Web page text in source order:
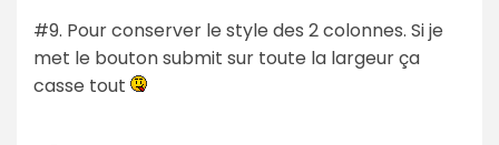
#9. Pour conserver le style des 2 colonnes. Si je
met le bouton submit sur toute la largeur ça
casse tout